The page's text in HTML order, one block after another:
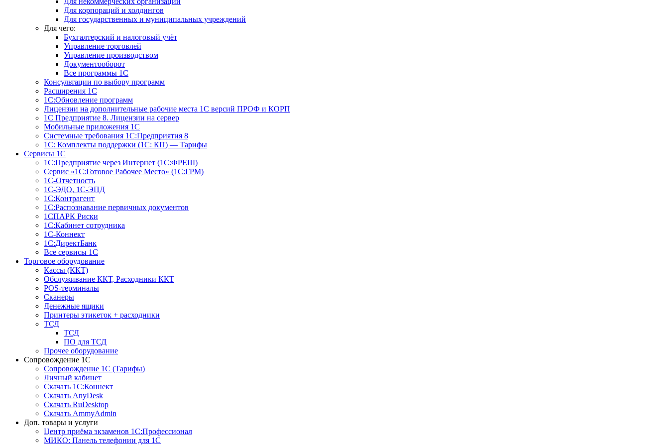
Для корпораций и холдингов
Для государственных и муниципальных учреждений
Для чего:
Бухгалтерский и налоговый учёт
Управление торговлей
Управление производством
Документооборот
Все программы 1С
Консультации по выбору программ
Расширения 1С
1С:Обновление программ
Лицензии на дополнительные рабочие места 1С версий ПРОФ и КОРП
1С Предприятие 8. Лицензии на сервер
Мобильные приложения 1С
Системные требования 1С:Предприятия 8
1С: Комплекты поддержки (1С: КП) — Тарифы
Сервисы 1С
1С:Предприятие через Интернет (1С:ФРЕШ)
Сервис «1С:Готовое Рабочее Место» (1С:ГРМ)
1С-Отчетность
1С-ЭДО, 1С-ЭПД
1С:Контрагент
1С:Распознавание первичных документов
1СПАРК Риски
1С:Кабинет сотрудника
1С-Коннект
1С:ДиректБанк
Все сервисы 1С
Торговое оборудование
Кассы (ККТ)
Обслуживание ККТ, Расходники ККТ
POS-терминалы
Сканеры
Денежные ящики
Принтеры этикеток + расходники
ТСД
ТСД
ПО для ТСД
Прочее оборудование
Сопровождение 1С
Сопровождение 1С (Тарифы)
Личный кабинет
Скачать 1С:Коннект
Скачать AnyDesk
Скачать RuDesktop
Скачать AmmyAdmin
Доп. товары и услуги
Центр приёма экзаменов 1С:Профессионал
МИКО: Панель телефонии для 1С